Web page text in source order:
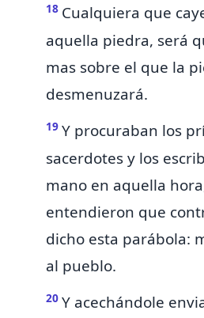
18 Cualquiera que
aquella piedra, será
mas sobre el que la
desmenuzará.
19 Y procuraban los
sacerdotes y los
mano en aquella
entendieron que
dicho esta parábola:
al pueblo.
20 Y acechándole